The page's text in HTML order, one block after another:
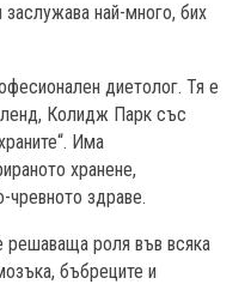
заслужава най-много, бих
диетолог. Тя е
Колидж Парк със
Има
хранене,
здраве.
решаваща роля във всяка
бъбреците и